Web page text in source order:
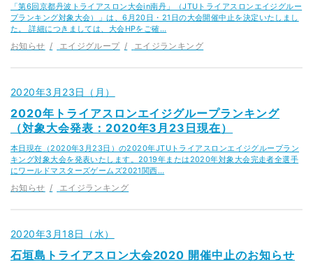
「第6回京都丹波トライアスロン大会in南丹」（JTUトライアスロンエイジグルー
プランキング対象大会）」は、6月20日・21日の大会開催中止を決定いたしまし
た。 詳細につきましては、大会HPをご確…
お知らせ エイジグループ エイジランキング
2020年3月23日（月）
2020年トライアスロンエイジグループランキング
（対象大会発表：2020年3月23日現在）
本日現在（2020年3月23日）の2020年JTUトライアスロンエイジグループラン
キング対象大会を発表いたします。2019年または2020年対象大会完走者全選手
にワールドマスターズゲームズ2021関西…
お知らせ エイジランキング
2020年3月18日（水）
石垣島トライアスロン大会2020 開催中止のお知らせ